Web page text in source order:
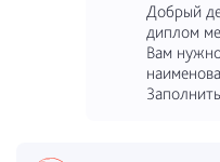
Добрый
диплом
Вам